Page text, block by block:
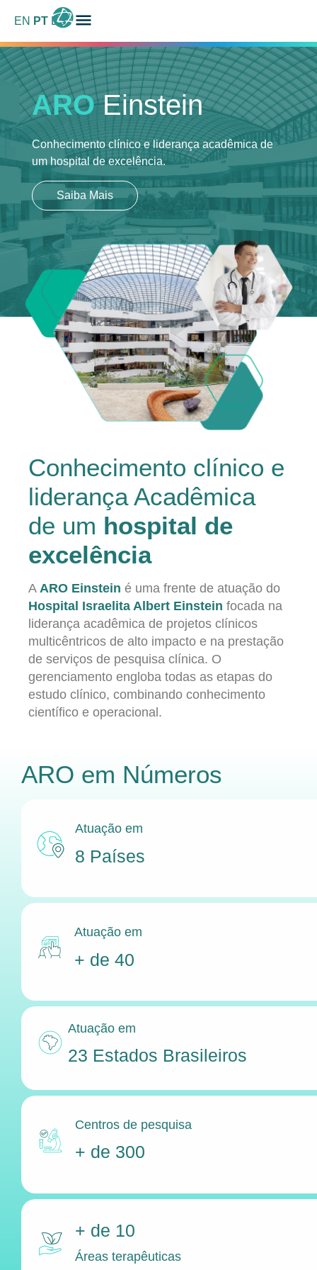
EN PT ES
ARO Einstein
Conhecimento clínico e liderança acadêmica de
um hospital de excelência.
Saiba Mais
Conhecimento clínico e
liderança Acadêmica
de um hospital de
excelência
A ARO Einstein é uma frente de atuação do
Hospital Israelita Albert Einstein focada na
liderança acadêmica de projetos clínicos
multicêntricos de alto impacto e na prestação
de serviços de pesquisa clínica. O
gerenciamento engloba todas as etapas do
estudo clínico, combinando conhecimento
científico e operacional.
ARO em Números
Atuação em
8 Países
Atuação em
+ de 40
Atuação em
23 Estados Brasileiros
Centros de pesquisa
+ de 300
+ de 10
Áreas terapêuticas